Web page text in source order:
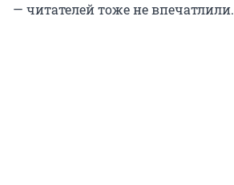
— читателей тоже не впечатлили.